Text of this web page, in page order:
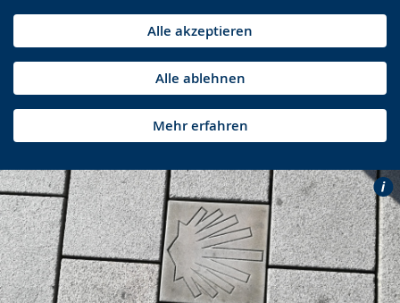
Alle akzeptieren
Alle ablehnen
Mehr erfahren